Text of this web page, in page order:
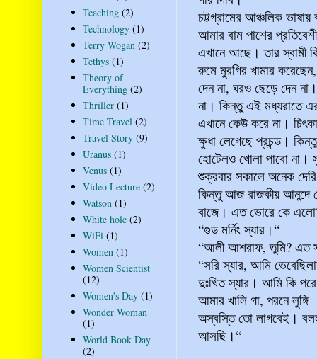
চট্টগ্রামের আঞ্চলিক
আমার বাম পাশের
এখানে আছে। তার স্বামী
রুমে মুরগির খামার
দেন না, ঘরও ছেড়ে দেন
না। কিন্তু এই মধ্যরাতে
এখানে কেউ করে না।
ক্ষুধা লেগেছে প্রচন্ড।
হোটেলও খোলা পাবো না।
শুক্রবার সকালে অনেক
কিন্তু আজ রাজকীয় আনন্দে
বাজে। এত ভোরে কে
“গুড মর্নিং স্যার।“
“আলী আশরাফ, তুমি? এত
“সরি স্যার, আমি
দুঃখিত স্যার। আমি কি
আমার খালি গা, পরনে
অস্বস্তি তো লাগবেই।
আসছি।“
Teaching (2)
Technology (1)
Terry Wogan (2)
Tethys (1)
Theory of
Everything (2)
Thriller (1)
Time Travel (2)
Travel Story (9)
Uranus (1)
Venus (1)
Video Lecture (2)
Watson (1)
White hole (2)
WiFi (1)
Women (1)
Women Scientist
(12)
Women's Day (1)
Wonder Woman
(1)
World Book Day
(2)